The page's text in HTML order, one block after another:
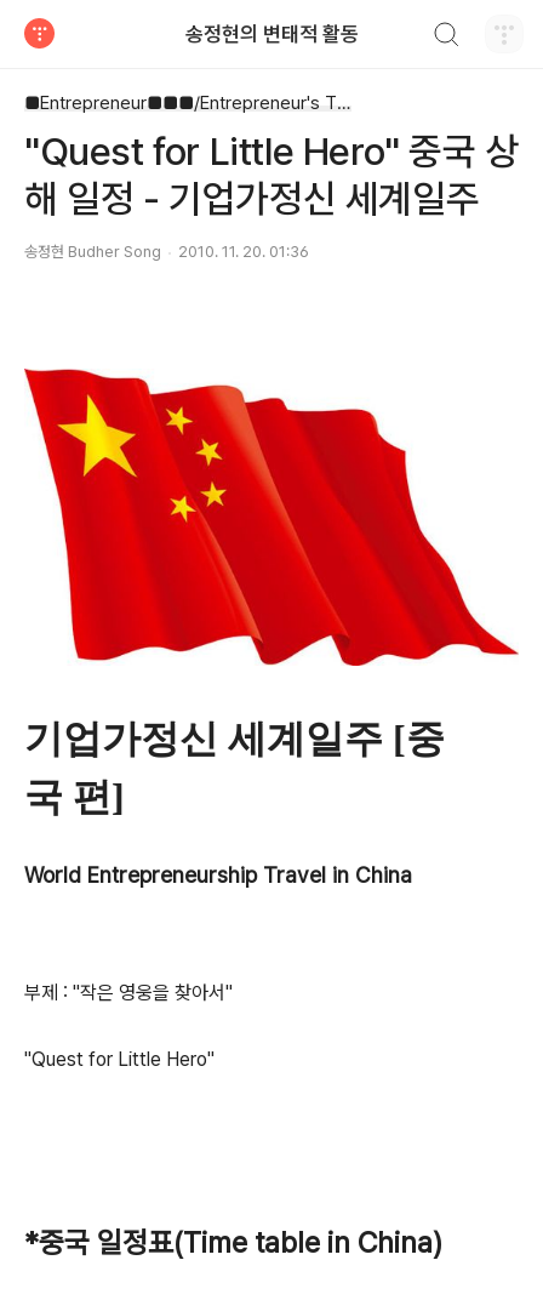
송정현의 변태적 활동
■Entrepreneur■■■/Entrepreneur's Timetable
"Quest for Little Hero" 중국 상
해 일정 - 기업가정신 세계일주
송정현 Budher Song 2010. 11. 20. 01:36
기업가정신 세계일주 [중
국 편]
World Entrepreneurship Travel in China
부제 : "작은 영웅을 찾아서"
"Quest for Little Hero"
*중국 일정표(Time table in China)